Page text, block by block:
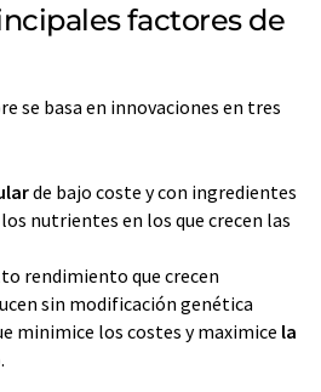
factores de
se basa en innovaciones en tres
de bajo coste y con ingredientes
nutrientes en los que crecen las
rendimiento que crecen
sin modificación genética
minimice los costes y maximice la
.